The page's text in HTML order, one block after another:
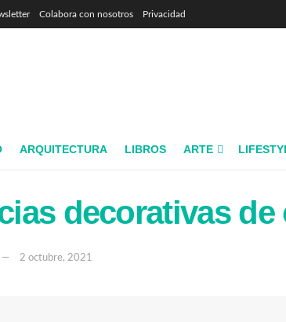
Colabora con nosotros Privacidad
ARQUITECTURA LIBROS ARTE
decorativas de
2 octubre, 2021